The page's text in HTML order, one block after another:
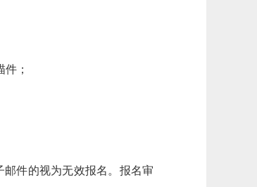
；
件的视为无效报名。报名审